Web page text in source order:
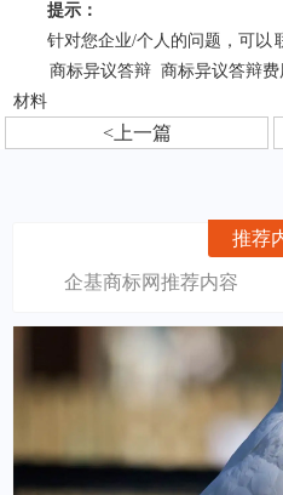
提示：
针对您企业/个人的问题，可以
商标异议答辩 商标异议答辩
材料
<上一篇
推荐
企基商标网推荐内容